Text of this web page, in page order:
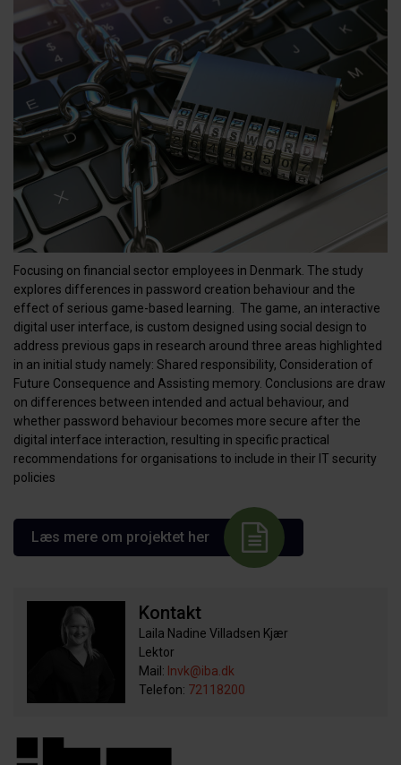
Focusing on financial sector employees in Denmark. The study
explores differences in password creation behaviour and the
effect of serious game-based learning. The game, an interactive
digital user interface, is custom designed using social design to
address previous gaps in research around three areas highlighted
in an initial study namely: Shared responsibility, Consideration of
Future Consequence and Assisting memory. Conclusions are draw
on differences between intended and actual behaviour, and
whether password behaviour becomes more secure after the
digital interface interaction, resulting in specific practical
recommendations for organisations to include in their IT security
policies
Læs mere om projektet her
Kontakt
Laila Nadine Villadsen Kjær
Lektor
Mail: lnvk@iba.dk
Telefon: 72118200